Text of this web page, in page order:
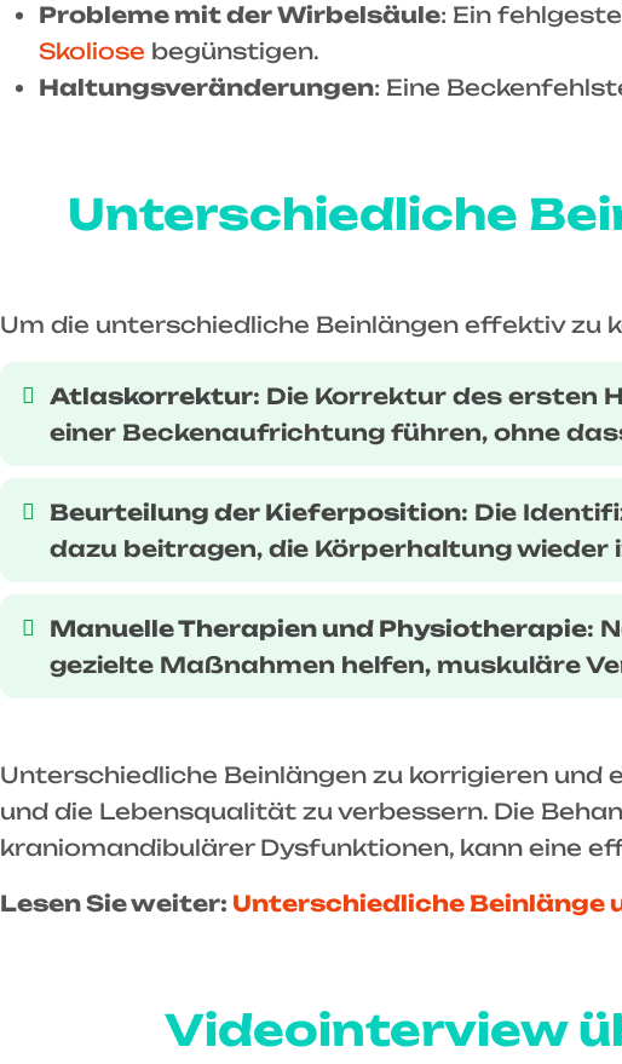
Probleme mit der Wirbelsäule: Ein
Skoliose begünstigen.
Haltungsveränderungen: Eine
Unterschiedliche
Um die unterschiedliche Beinlängen effektiv zu
Atlaskorrektur: Die Korrektur des ersten
einer Beckenaufrichtung führen, ohne
Beurteilung der Kieferposition: Die
dazu beitragen, die Körperhaltung wieder
Manuelle Therapien und Physiotherapie:
gezielte Maßnahmen helfen, muskuläre
Unterschiedliche Beinlängen zu korrigieren und
und die Lebensqualität zu verbessern. Die
kraniomandibulärer Dysfunktionen, kann eine
Lesen Sie weiter: Unterschiedliche Beinlänge
Videointerview